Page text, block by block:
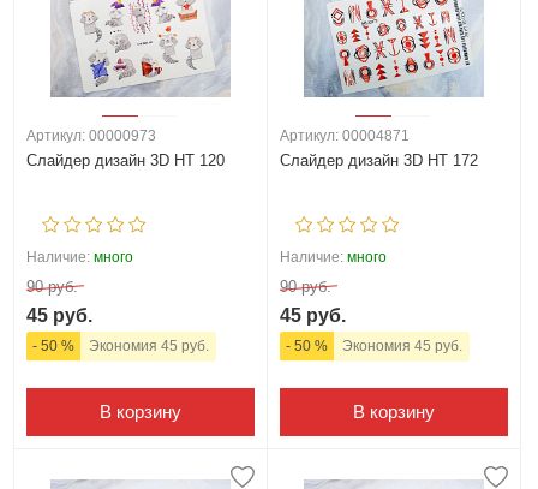
Артикул: 00000973
Слайдер дизайн 3D HT 120
Наличие: много
90 руб.
45 руб.
- 50 % Экономия 45 руб.
В корзину
Артикул: 00004871
Слайдер дизайн 3D HT 172
Наличие: много
90 руб.
45 руб.
- 50 % Экономия 45 руб.
В корзину